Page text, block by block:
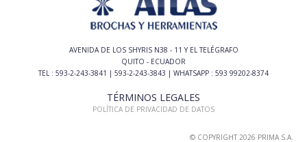
AVENIDA DE LOS SHYRIS N38 - 11 Y EL TELÉGRAFO
QUITO - ECUADOR
TEL : 593-2-243-3841 | 593-2-243-3843 | WHATSAPP : 593 99202-8374
TÉRMINOS LEGALES
POLÍTICA DE PRIVACIDAD DE DATOS
© COPYRIGHT 2026 PRIMA S.A.